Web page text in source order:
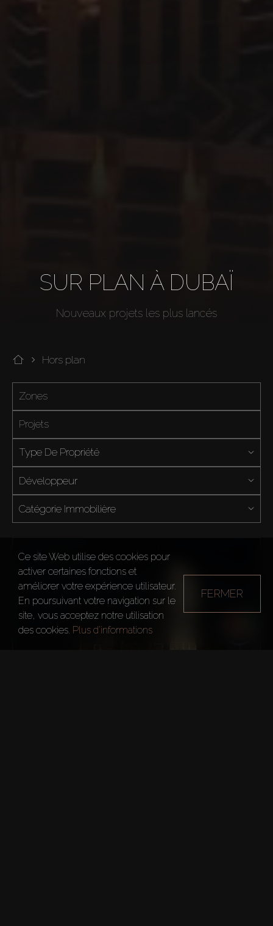
SUR PLAN À DUBAÏ
Nouveaux projets les plus lancés
Hors plan
Type De Propriété
Développeur
Catégorie Immobilière
Ce site Web utilise des cookies pour
activer certaines fonctions et
améliorer votre expérience utilisateur.
En poursuivant votre navigation sur le
site, vous acceptez notre utilisation
des cookies. Plus d'informations
FERMER